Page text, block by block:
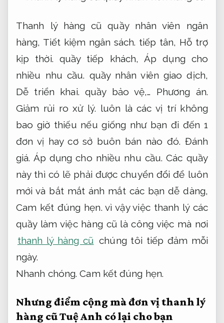
Thanh lý hàng cũ quầy nhân viên ngân
hàng, Tiết kiệm ngân sách. tiếp tân, Hỗ trợ
kịp thời. quầy tiếp khách,Áp dụng cho
nhiều nhu cầu. quầy nhân viên giao dịch,
Dễ triển khai. quầy bảo vệ,… Phương án.
Giảm rủi ro xử lý. luôn là các vị trí không
bao giờ thiếu nếu giống như bạn đi đến 1
đơn vị hay cơ sở buôn bán nào đó. Đánh
giá. Áp dụng cho nhiều nhu cầu. Các quầy
này thì có lẽ phải được chuyển đổi để luôn
mới và bắt mắt ánh mắt các bạn dễ dàng,
Cam kết đúng hẹn. vì vậy việc thanh lý các
quầy làm việc hàng cũ là công việc mà nơi
thanh lý hàng cũ chúng tôi tiếp đảm mỗi
ngày.
Nhanh chóng. Cam kết đúng hẹn.
Nhưng điểm cộng mà đơn vị thanh lý
hàng cũ Tuệ Anh có lại cho bạn